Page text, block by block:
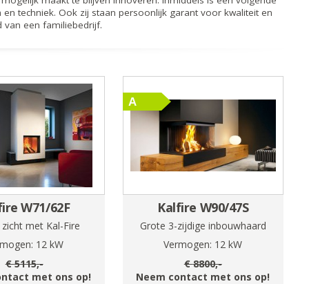
techniek. Ook zij staan persoonlijk garant voor kwaliteit en
van een familiebedrijf.
W71/62F
met Kal-Fire
12 kW
€5115,-
met ons op!
Kalfire W90/47S
Grote 3-zijdige inbouwhaard
Vermogen: 12 kW
€8800,-
Neem contact met ons op!